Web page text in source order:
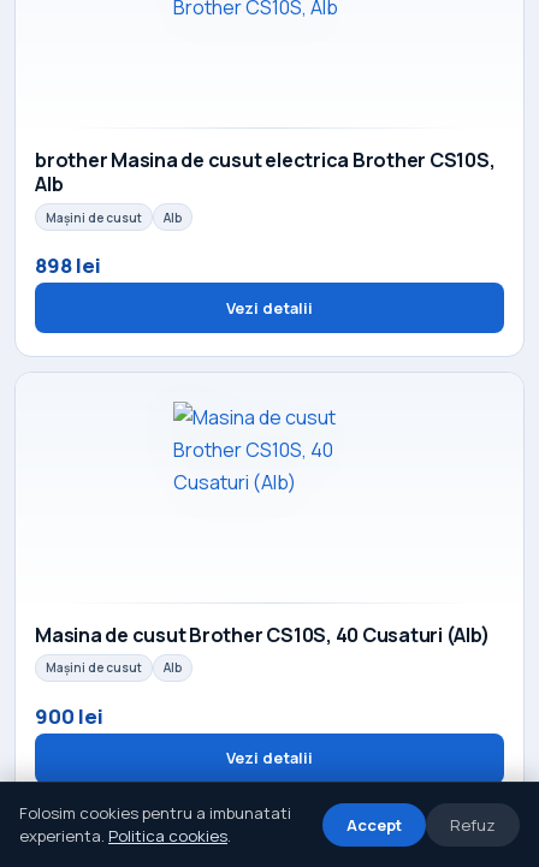
brother Masina de cusut electrica Brother CS10S,
Alb
Mașini de cusut Alb
898 lei
Vezi detalii
Masina de cusut Brother CS10S, 40 Cusaturi (Alb)
Mașini de cusut Alb
900 lei
Vezi detalii
Folosim cookies pentru a imbunatati
experienta. Politica cookies. Accept Refuz